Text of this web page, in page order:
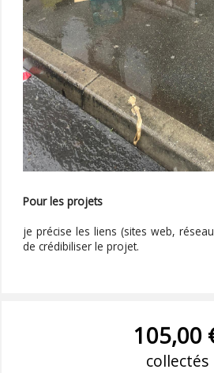
Pour les projets
je précise les liens (sites web,
de crédibiliser le projet.
105,00
collectés